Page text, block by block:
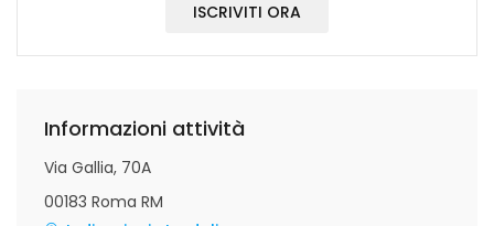
ISCRIVITI ORA
Informazioni attività
Via Gallia, 70A
00183 Roma RM